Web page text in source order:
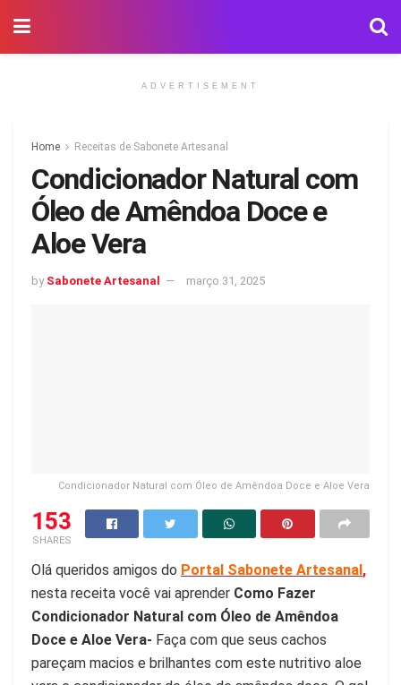
ADVERTISEMENT
Home Receitas de Sabonete Artesanal
Condicionador Natural com
Óleo de Amêndoa Doce e
Aloe Vera
by Sabonete Artesanal março 31, 2025
Condicionador Natural com Óleo de Amêndoa Doce e Aloe Vera
153
SHARES
Olá queridos amigos do Portal Sabonete Artesanal,
nesta receita você vai aprender Como Fazer
Condicionador Natural com Óleo de Amêndoa
Doce e Aloe Vera- Faça com que seus cachos
pareçam macios e brilhantes com este nutritivo aloe